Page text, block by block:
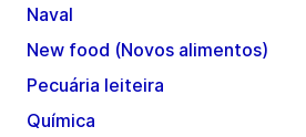
Naval
New food (Novos alimentos)
Pecuária leiteira
Química